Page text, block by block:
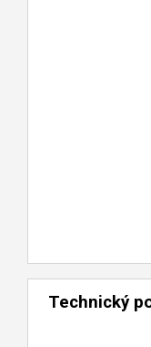
Technický